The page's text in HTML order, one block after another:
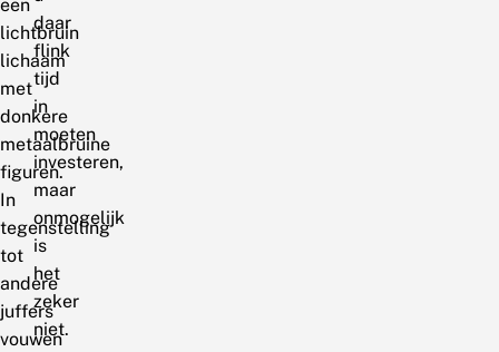
een
lichtbruin
lichaam
met
donkere
metaalbruine
figuren.
In
tegenstelling
tot
andere
juffers
vouwen
daar
flink
tijd
in
moeten
investeren,
maar
onmogelijk
is
het
zeker
niet.